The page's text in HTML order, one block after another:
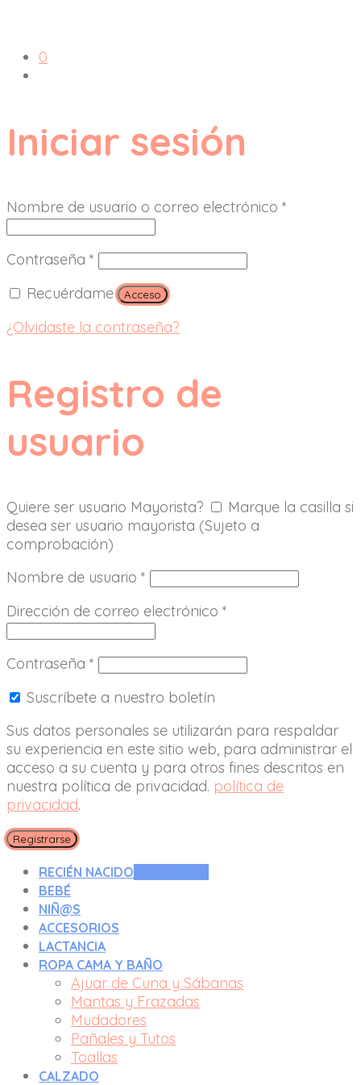
0
Iniciar sesión
Nombre de usuario o correo electrónico *
Contraseña *
Recuérdame
Acceso
¿Olvidaste la contraseña?
Registro de
usuario
Quiere ser usuario Mayorista?
Marque la casilla si
desea ser usuario mayorista (Sujeto a
comprobación)
Nombre de usuario *
Dirección de correo electrónico *
Contraseña *
Suscríbete a nuestro boletín
Sus datos personales se utilizarán para respaldar
su experiencia en este sitio web, para administrar el
acceso a su cuenta y para otros fines descritos en
nuestra política de privacidad. política de
privacidad.
Registrarse
RECIÉN NACIDO
BEBÉ
NIÑ@S
ACCESORIOS
LACTANCIA
ROPA CAMA Y BAÑO
Ajuar de Cuna y Sábanas
Mantas y Frazadas
Mudadores
Pañales y Tutos
Toallas
CALZADO